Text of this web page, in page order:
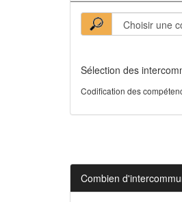
Sélection des
Codification des
Combien